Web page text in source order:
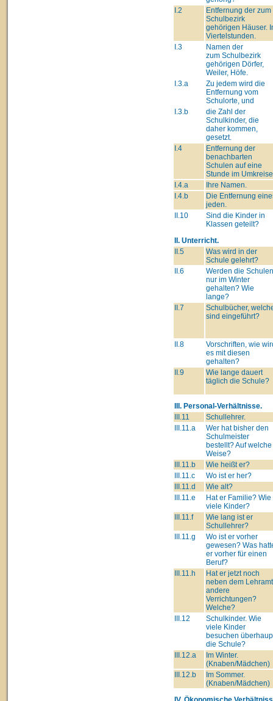
I.2
Entfernung der zum
Schulbezirk
gehörigen Häuser.
Viertelstunden.
I.3
Namen der
zum Schulbezirk
gehörigen Dörfer,
Weiler, Höfe.
I.3.a
Zu jedem wird die
Entfernung vom
Schulorte, und
I.3.b
die Zahl der
Schulkinder, die
daher kommen,
gesetzt.
I.4
Entfernung der
benachbarten
Schulen auf eine
Stunde im
I.4.a
Ihre Namen.
I.4.b
Die Entfernung
jeden.
II.10
Sind die Kinder in
Klassen geteilt?
II. Unterricht.
II.5
Was wird in der
Schule gelehrt?
II.6
Werden die Schulen
nur im Winter
gehalten? Wie
lange?
II.7
Schulbücher,
sind eingeführt?
II.8
Vorschriften, wie
es mit diesen
gehalten?
II.9
Wie lange dauert
täglich die Schule?
III. Personal-Verhältnisse.
III.11
Schullehrer.
III.11.a
Wer hat bisher den
Schulmeister
bestellt? Auf welche
Weise?
III.11.b
Wie heißt er?
III.11.c
Wo ist er her?
III.11.d
Wie alt?
III.11.e
Hat er Familie? Wie
viele Kinder?
III.11.f
Wie lang ist er
Schullehrer?
III.11.g
Wo ist er vorher
gewesen? Was
er vorher für einen
Beruf?
III.11.h
Hat er jetzt noch
neben dem
andere
Verrichtungen?
Welche?
III.12
Schulkinder. Wie
viele Kinder
besuchen
die Schule?
III.12.a
Im Winter.
(Knaben/Mädchen)
III.12.b
Im Sommer.
(Knaben/Mädchen)